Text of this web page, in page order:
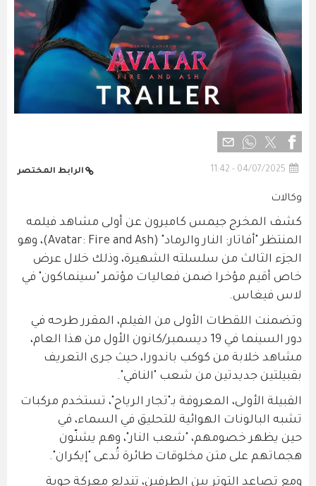
04/07/2025 - 11:42 الرابط المختصر
وكالات
كشف المخرج جيمس كاميرون عن أولى مشاهد فيلمه
المنتظر "أفاتار: النار والرماد" (Avatar: Fire and Ash)، وهو
الجزء الثالث من سلسلته الشهيرة، وذلك خلال عرض
خاص أقيم مؤخرا ضمن فعاليات مؤتمر "سينماكون" في
لاس فيغاس.
وتضمنت اللقطات الأولى من الفيلم، المقرر طرحه في
دور السينما في 19 ديسمبر/كانون الأول من هذا العام،
مشاهد خلابة من كوكب باندورا، حيث جرى التعريف
بقبيلتين جديدتين من شعب "النافي".
القبيلة الأولى، المعروفة بـ"تجار الرياح"، تستخدم مركبات
تشبه البالونات الهوائية للتحليق في السماء، في
حين يظهر خصومهم، "شعب النار"، وهم يشنّون
هجماتهم على متن مخلوقات طائرة تُدعى "إيكران".
ومع تصاعد التوتر بين الطرفين، تندلع معركة جوية